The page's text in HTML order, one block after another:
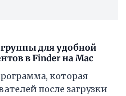
группы для удобной
в Finder на Mac
которая
после загрузки